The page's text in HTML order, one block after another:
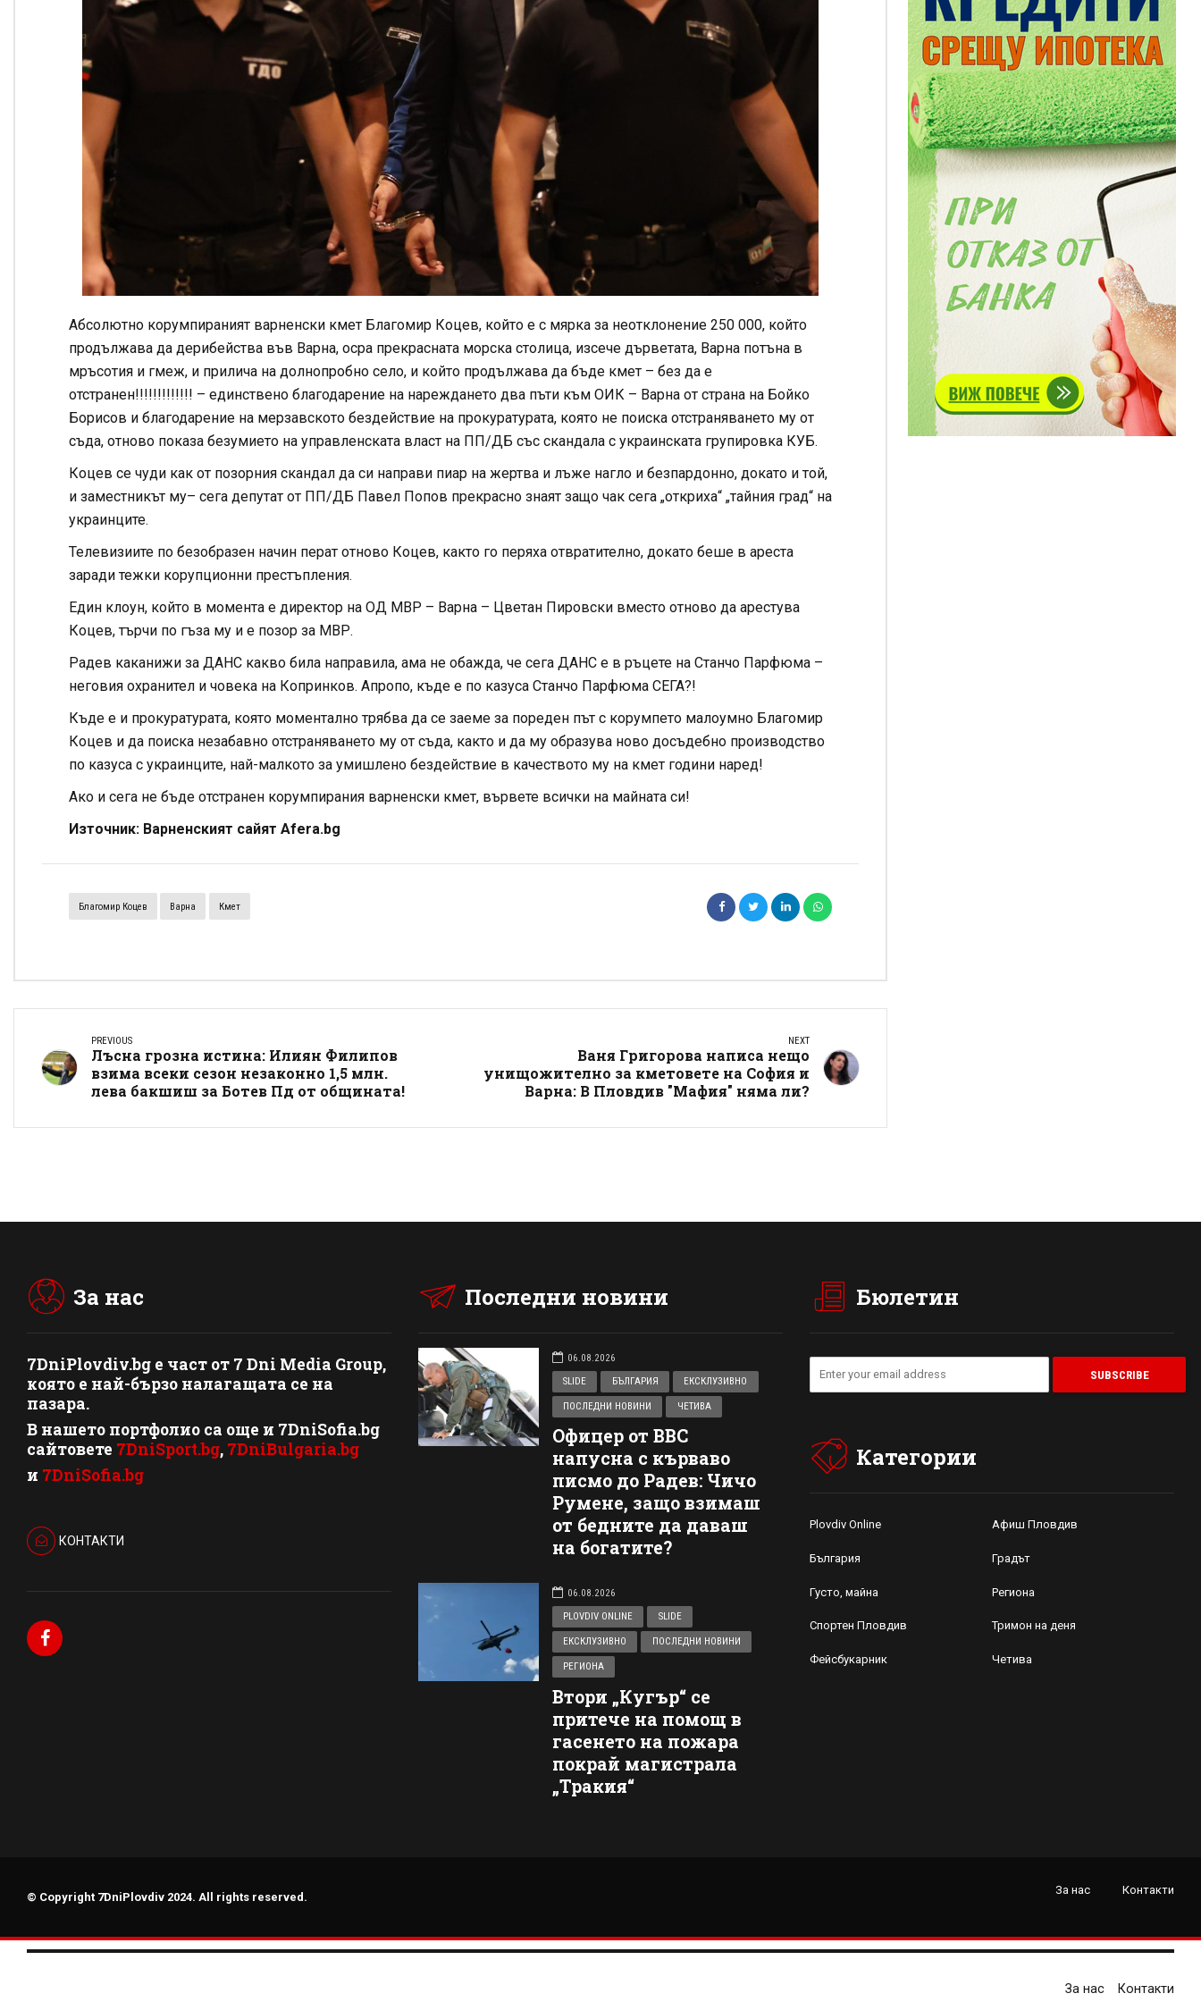
Абсолютно корумпираният варненски кмет Благомир Коцев, който е с мярка за неотклонение 250 000, който
продължава да дерибейства във Варна, осра прекрасната морска столица, изсече дърветата, Варна потъна в
мръсотия и гмеж, и прилича на долнопробно село, и който продължава да бъде кмет – без да е
отстранен!!!!!!!!!!!!! – единствено благодарение на нареждането два пъти към ОИК – Варна от страна на Бойко
Борисов и благодарение на мерзавското бездействие на прокуратурата, която не поиска отстраняването му от
съда, отново показа безумието на управленската власт на ПП/ДБ със скандала с украинската групировка КУБ.
Коцев се чуди как от позорния скандал да си направи пиар на жертва и лъже нагло и безпардонно, докато и той,
и заместникът му– сега депутат от ПП/ДБ Павел Попов прекрасно знаят защо чак сега „откриха“ „тайния град“ на
украинците.
Телевизиите по безобразен начин перат отново Коцев, както го перяха отвратително, докато беше в ареста
заради тежки корупционни престъпления.
Един клоун, който в момента е директор на ОД МВР – Варна – Цветан Пировски вместо отново да арестува
Коцев, търчи по гъза му и е позор за МВР.
Радев каканижи за ДАНС какво била направила, ама не обажда, че сега ДАНС е в ръцете на Станчо Парфюма –
неговия охранител и човека на Копринков. Апропо, къде е по казуса Станчо Парфюма СЕГА?!
Къде е и прокуратурата, която моментално трябва да се заеме за пореден път с корумпето малоумно Благомир
Коцев и да поиска незабавно отстраняването му от съда, както и да му образува ново досъдебно производство
по казуса с украинците, най-малкото за умишлено бездействие в качеството му на кмет години наред!
Ако и сега не бъде отстранен корумпирания варненски кмет, вървете всички на майната си!
Източник: Варненският сайят Afera.bg
Благомир Коцев Варна Кмет
PREVIOUS
Лъсна грозна истина: Илиян Филипов
взима всеки сезон незаконно 1,5 млн.
лева бакшиш за Ботев Пд от общината!
NEXT
Ваня Григорова написа нещо
унищожително за кметовете на София и
Варна: В Пловдив "Мафия" няма ли?
За нас
7DniPlovdiv.bg e част от 7 Dni Media Group,
която е най-бързо налагащата се на
пазара.
В нашето портфолио са още и 7DniSofia.bg
сайтовете 7DniSport.bg, 7DniBulgaria.bg
и 7DniSofia.bg
КОНТАКТИ
Последни новини
06.08.2026
SLIDE
БЪЛГАРИЯ ЕКСКЛУЗИВНО
ПОСЛЕДНИ НОВИНИ ЧЕТИВА
Офицер от ВВС
напусна с кърваво
писмо до Радев: Чичо
Румене, защо взимаш
от бедните да даваш
на богатите?
06.08.2026
PLOVDIV ONLINE
SLIDE
ЕКСКЛУЗИВНО ПОСЛЕДНИ НОВИНИ
РЕГИОНА
Втори „Кугър“ се
притече на помощ в
гасенето на пожара
покрай магистрала
„Тракия“
Бюлетин
Категории
Plovdiv Online Афиш Пловдив
България Градът
Густо, майна Региона
Спортен Пловдив Тримон на деня
Фейсбукарник Четива
© Copyright 7DniPlovdiv 2024. All rights reserved.
За нас Контакти
За нас Контакти